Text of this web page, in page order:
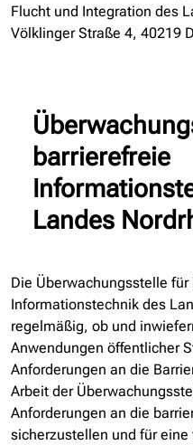
Flucht und Integration des
Völklinger Straße 4, 40219
barrierefreie
Landes
Die Überwachungsstelle für
Informationstechnik des
regelmäßig, ob und
Anwendungen öffentlicher
Anforderungen an die
Arbeit der
Anforderungen an die
sicherzustellen und für